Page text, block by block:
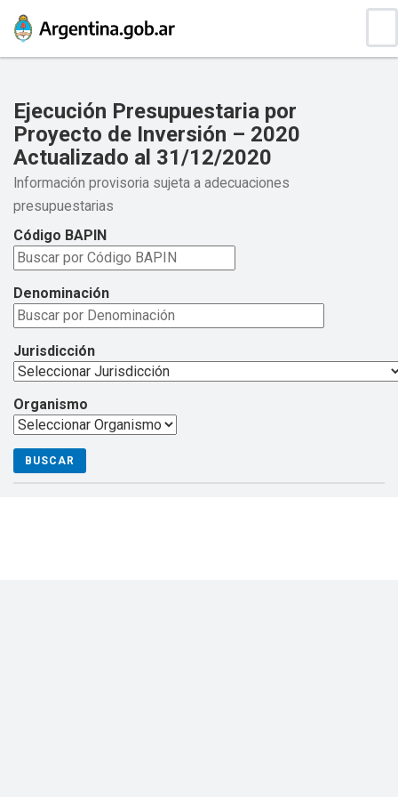
Ejecución Presupuestaria por
Proyecto de Inversión – 2020
Actualizado al 31/12/2020
Información provisoria sujeta a adecuaciones
presupuestarias
Código BAPIN
Denominación
Jurisdicción
Organismo
BUSCAR